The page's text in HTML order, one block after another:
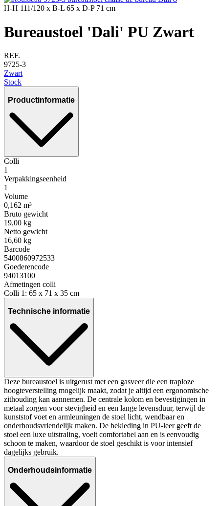
H-H 111/120 x B-L 65 x D-P71 cm
Bureaustoel 'Dali' PU Zwart
REF.
9725-3
Zwart
Stock
Productinformatie
Colli
1
Verpakkingseenheid
1
Volume
0,162 m³
Bruto gewicht
19,00 kg
Netto gewicht
16,60 kg
Barcode
5400860972533
Goederencode
94013100
Afmetingen colli
Colli 1: 65 x 71 x 35 cm
Technische informatie
Deze bureaustoel is uitgerust met een gasveer die een traploze
hoogteverstelling mogelijk maakt, zodat je altijd een ergonomische
zithouding kan aannemen. De centrale kolom en bevestigingen in
metaal zorgen voor stevigheid en een lange levensduur, terwijl de
kunststof voet en armleuningen de stoel licht, wendbaar en
onderhoudsvriendelijk maken. De bekleding in PU-leer geeft de
stoel een luxe uitstraling, voelt comfortabel aan en is eenvoudig
schoon te maken, waardoor de stoel geschikt is voor intensief
dagelijks gebruik.
Onderhoudsinformatie